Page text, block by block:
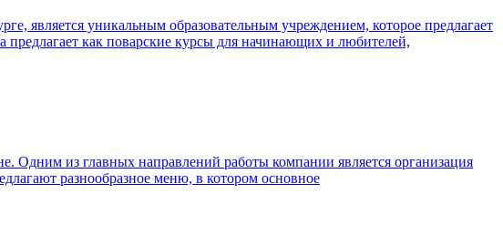
является уникальным образовательным учреждением, которое предлагает
предлагает как поварские курсы для начинающих и любителей,
из главных направлений работы компании является организация
разнообразное меню, в котором основное